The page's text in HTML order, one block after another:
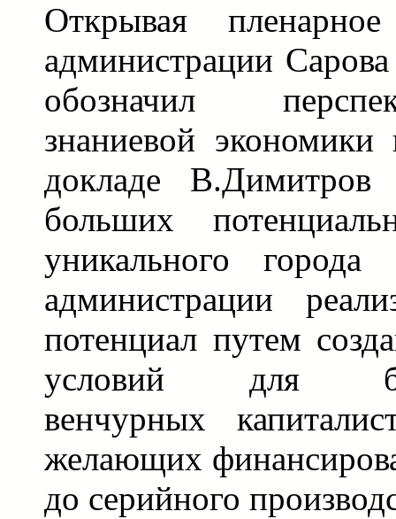
Открывая
администрации
обозначил
знаниевой
докладе В.Димитров
больших
уникального
администрации
потенциал путем
условий для
венчурных
желающих
до серийного